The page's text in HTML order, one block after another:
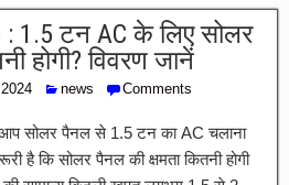
: 1.5 टन AC के लिए सोलर
होगी? विवरण जानें
news Comments
सोलर पैनल से 1.5 टन का AC चलाना
है कि सोलर पैनल की क्षमता कितनी होगी